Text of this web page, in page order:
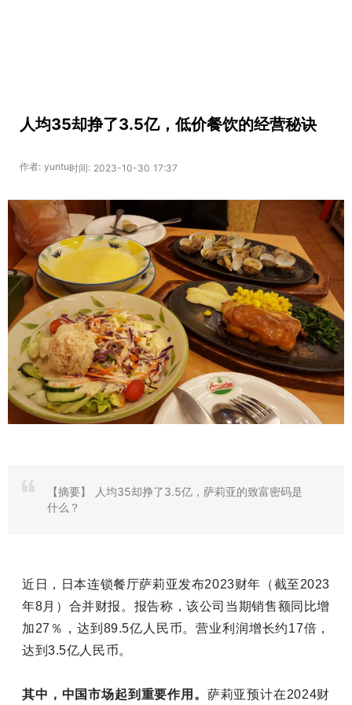
人均35却挣了3.5亿，低价餐饮的经营秘诀
作者: yuntu时间: 2023-10-30 17:37
【摘要】
人均35却挣了3.5亿，萨莉亚的致富密码是
什么？
近日，日本连锁餐厅萨莉亚发布2023财年 （截至2023
年8月） 合并财报。报告称，该公司当期销售额同比增
加27％，达到89.5亿人民币。营业利润增长约17倍，
达到3.5亿人民币。
其中，中国市场起到重要作用。 萨莉亚预计在2024财